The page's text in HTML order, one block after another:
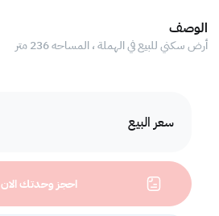
سعر البيع
احجز وحدتك الان
الوصف
أرض سكني للبيع في الهملة ، المساحه 236 متر